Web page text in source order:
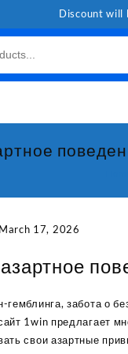
Discount will
March 17, 2026
забота о
1win предлагает
свои азартные